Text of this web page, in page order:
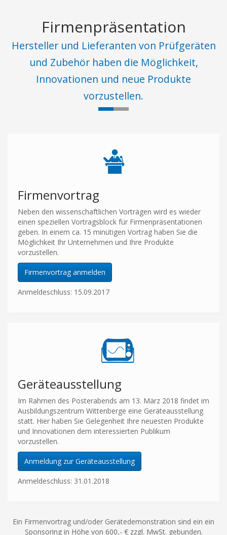
Firmenpräsentation
Hersteller und Lieferanten von Prüfgeräten
und Zubehör haben die Möglichkeit,
Innovationen und neue Produkte
vorzustellen.
Firmenvortrag
Neben den wissenschaftlichen Vorträgen wird es wieder
einen speziellen Vortragsblock für Firmenpräsentationen
geben. In einem ca. 15 minütigen Vortrag haben Sie die
Möglichkeit Ihr Unternehmen und Ihre Produkte
vorzustellen.
Firmenvortrag anmelden
Anmeldeschluss: 15.09.2017
Geräteausstellung
Im Rahmen des Posterabends am 13. März 2018 findet im
Ausbildungszentrum Wittenberge eine Geräteausstellung
statt. Hier haben Sie Gelegenheit Ihre neuesten Produkte
und Innovationen dem interessierten Publikum
vorzustellen.
Anmeldung zur Geräteausstellung
Anmeldeschluss: 31.01.2018
Ein Firmenvortrag und/oder Gerätedemonstration sind ein ein
Sponsoring in Höhe von 600,- € zzgl. MwSt. gebunden.